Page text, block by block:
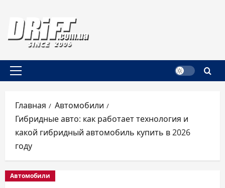
содержимому
Основное
Главная
Автомобили
Гибридные авто: как работает технология и
какой гибридный автомобиль купить в 2026
году
Автомобили